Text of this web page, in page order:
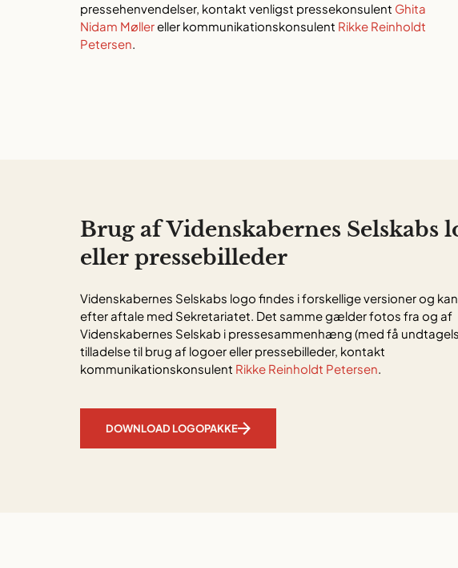
pressehenvendelser, kontakt venligst pressekonsulent Ghita
Nidam Møllereller kommunikationskonsulent Rikke Reinholdt
Petersen.
Brug af Videnskabernes Selskabs
eller pressebilleder
Videnskabernes Selskabs logo findes i forskellige versioner og
efter aftale med Sekretariatet. Det samme gælder fotos fra og af
Videnskabernes Selskab i pressesammenhæng (med få
tilladelse til brug af logoer eller pressebilleder, kontakt
kommunikationskonsulent Rikke Reinholdt Petersen.
DOWNLOAD LOGOPAKKE